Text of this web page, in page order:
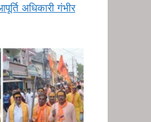
अधिकारी गंभीर